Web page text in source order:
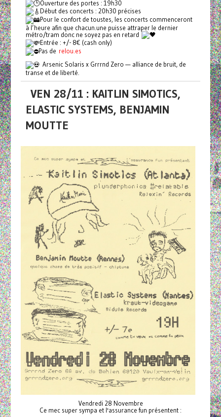
Ouverture des portes : 19h30
Début des concerts : 20h30 précises
Pour le confort de toustes, les concerts commenceront
à l’heure afin que chacun.une puisse attraper le dernier
métro/tram donc ne soyez pas en retard
Entrée : +/- 8€ (cash only)
Pas de relou.es
Arsenic Solaris x Grrrnd Zero — alliance de bruit, de
transe et de liberté.
VEN 28/11 : KAITLIN SIMOTICS,
ELASTIC SYSTEMS, BENJAMIN
MOUTTE
Vendredi 28 Novembre
Ce mec super sympa et l'assurance fun présentent :